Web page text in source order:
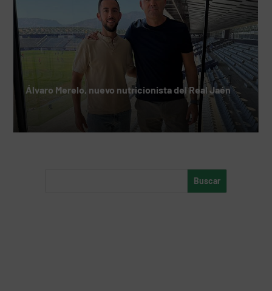
Álvaro Merelo, nuevo nutricionista del Real Jaén